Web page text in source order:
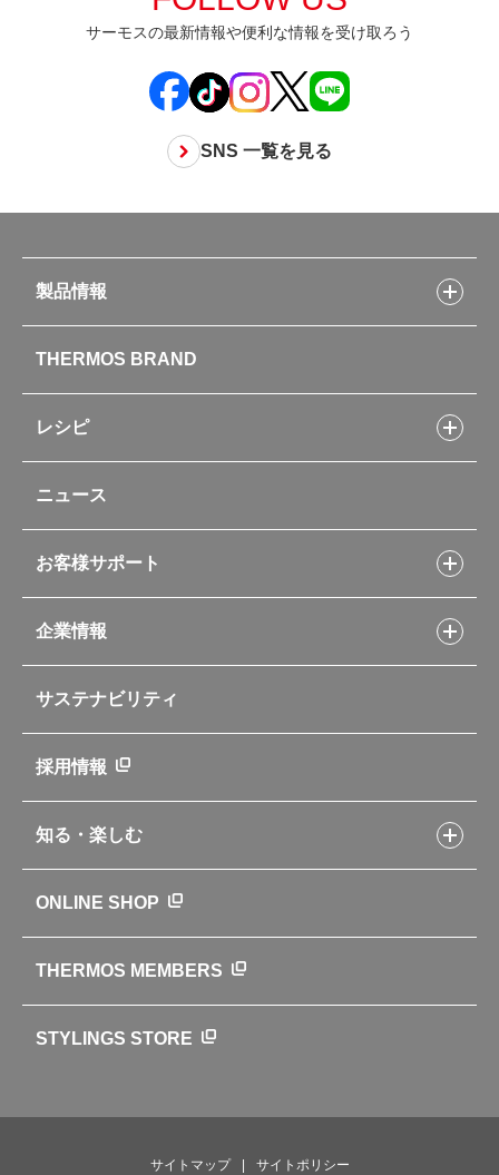
サーモスの最新情報や便利な情報を受け取ろう
SNS 一覧を見る
製品情報
水筒
お弁当
キッチン用品
ポット・アイスペール
コーヒーメーカー
ソフトクーラー・バッグ
山専用ボトル
自転車専用ボトル
アパレル小物
業務用製品
新製品一覧
カタログ
THERMOS BRAND
レシピ
フライパンレシピ
シャトルシェフレシピ
スープジャーレシピ
イージースモーカーレシピ
レシピ本のご紹介
ニュース
お客様サポート
交換用部品の購入方法
部品の種類や販売状況を調べる
よくあるご質問・お問い合わせ
企業情報
企業理念
会社概要
ニュース
世界のサーモス
サーモスの歴史
サステナビリティ
採用情報
知る・楽しむ
クラブサーモス
WEBマガジン
お弁当にエールを込めて
ONLINE SHOP
THERMOS MEMBERS
STYLINGS STORE
サイトマップ サイトポリシー